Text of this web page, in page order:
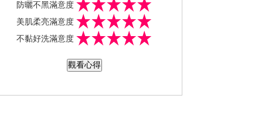
膚老得更快,所以防曬真的是非常的重要,
蟬聯17年防曬銷售No.1的金鑽高效防曬
露A，擁有最高規格防曬係數，不只抗
【安耐曬】之所以會那麼受歡迎，除了
數防曬給人的黏膩厚重感，產品輕透的
防曬不黑滿意度
美肌柔亮滿意度
不黏好洗滿意度
觀看心得